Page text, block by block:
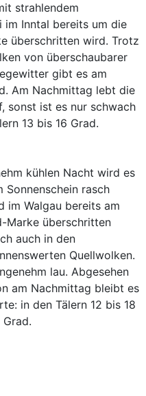
strahlendem
im Inntal bereits um die
überschritten wird. Trotz
von überschaubarer
gibt es am
Am Nachmittag lebt die
sonst ist es nur schwach
13 bis 16 Grad.
kühlen Nacht wird es
rasch
im Walgau bereits am
Marke überschritten
auch in den
Quellwolken.
lau. Abgesehen
am Nachmittag bleibt es
in den Tälern 12 bis 18